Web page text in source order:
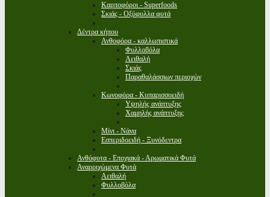
Καρποφόροι - Superfoods
Σκιάς - Οξύφυλλα φυτά
Δέντρα κήπου
Ανθοφόρα - καλλωπιστικά
Φυλλοβόλα
Αειθαλή
Σκιάς
Παραθαλάσσιων περιοχών
Κωνοφόρα - Κυπαρισσοειδή
Υψηλής ανάπτυξης
Χαμηλής ανάπτυξης
Μίνι - Νάνα
Εσπεριδοειδή - Ξυνόδεντρα
Ανθόφυτα - Εποχιακά - Αρωματικά Φυτά
Αναρριχώμενα Φυτά
Αειθαλή
Φυλλοβόλα